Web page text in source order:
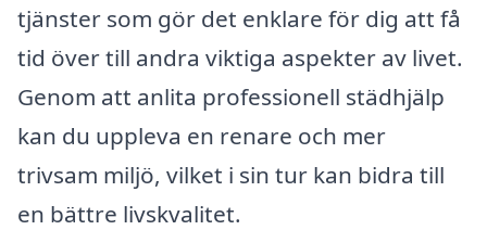
tjänster som gör det enklare för dig att få
tid över till andra viktiga aspekter av livet.
Genom att anlita professionell städhjälp
kan du uppleva en renare och mer
trivsam miljö, vilket i sin tur kan bidra till
en bättre livskvalitet.